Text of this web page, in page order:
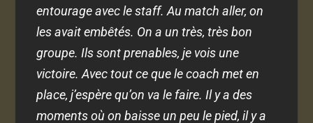
entourage avec le staff. Au match aller, on
les avait embêtés. On a un très, très bon
groupe. Ils sont prenables, je vois une
victoire. Avec tout ce que le coach met en
place, j’espère qu’on va le faire. Il y a des
moments où on baisse un peu le pied, il y a